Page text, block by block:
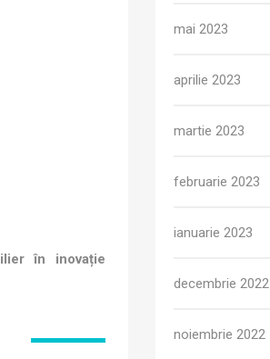
în inovație
mai 2023
aprilie 2023
martie 2023
februarie 2023
ianuarie 2023
decembrie 2022
noiembrie 2022